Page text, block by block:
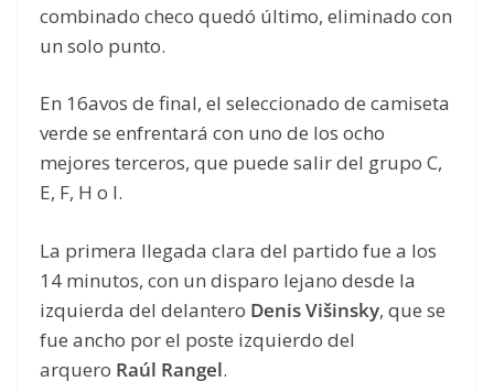
combinado checo quedó último, eliminado con
un solo punto.
En 16avos de final, el seleccionado de camiseta
verde se enfrentará con uno de los ocho
mejores terceros, que puede salir del grupo C,
E, F, H o I.
La primera llegada clara del partido fue a los
14 minutos, con un disparo lejano desde la
izquierda del delantero Denis Višinsky, que se
fue ancho por el poste izquierdo del
arquero Raúl Rangel.